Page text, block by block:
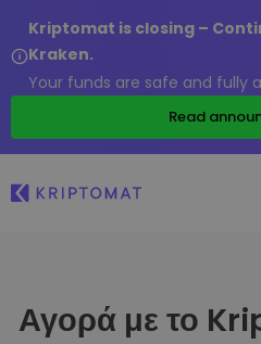
Kriptomat is closing –
Kraken.
Your funds are safe and fully
Read
Αγορά με το